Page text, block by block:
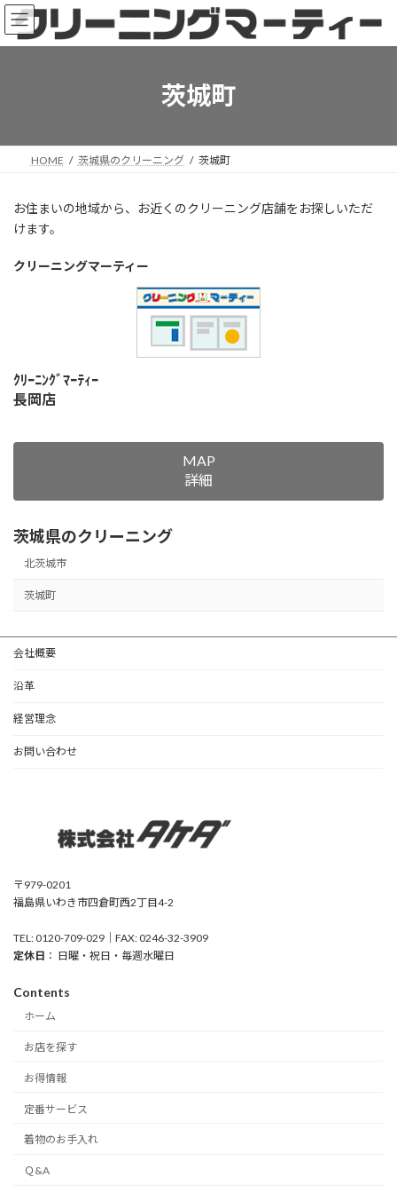
コ
ン
テ
ッ
ナ
ビ
ゲ
移
茨城町
HOME 茨城県のクリーニング 茨城町
お住まいの地域から、お近くのクリーニング店舗をお探しいただ
けます。
クリーニングマーティー
ｸﾘｰﾆﾝｸﾞﾏｰﾃｨｰ
長岡店
MAP
詳細
茨城県のクリーニング
北茨城市
茨城町
会社概要
沿革
経営理念
お問い合わせ
〒979-0201
福島県いわき市四倉町西2丁目4-2
TEL: 0120-709-029｜FAX: 0246-32-3909
定休日 ： 日曜・祝日・毎週水曜日
Contents
ホーム
お店を探す
お得情報
定番サービス
着物のお手入れ
Ｑ&A